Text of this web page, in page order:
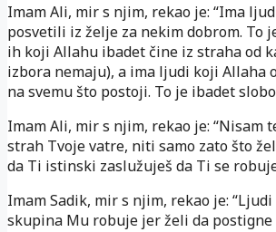
Imam Ali, mir s njim, rekao je: “Ima
posvetili iz želje za nekim dobrom. To
ih koji Allahu ibadet čine iz straha od
izbora nemaju), a ima ljudi koji Allaha
na svemu što postoji. To je ibadet
Imam Ali, mir s njim, rekao je: “Nisam
strah Tvoje vatre, niti samo zato što
da Ti istinski zaslužuješ da Ti se
Imam Sadik, mir s njim, rekao je:
skupina Mu robuje jer želi da